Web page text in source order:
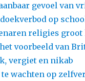
gevoel van
op
religies
voorbeeld van
vergiet en nikab
wachten op